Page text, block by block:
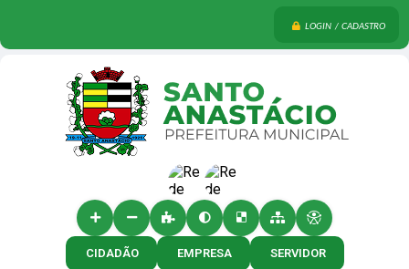
LOGIN / CADASTRO
CIDADÃO EMPRESA SERVIDOR